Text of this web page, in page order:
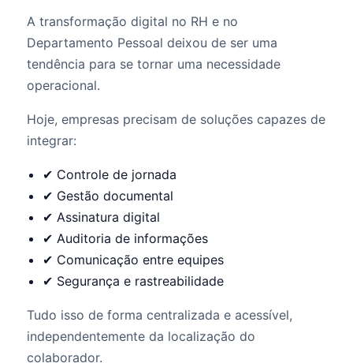
A transformação digital no RH e no
Departamento Pessoal deixou de ser uma
tendência para se tornar uma necessidade
operacional.
Hoje, empresas precisam de soluções capazes de
integrar:
✔ Controle de jornada
✔ Gestão documental
✔ Assinatura digital
✔ Auditoria de informações
✔ Comunicação entre equipes
✔ Segurança e rastreabilidade
Tudo isso de forma centralizada e acessível,
independentemente da localização do
colaborador.